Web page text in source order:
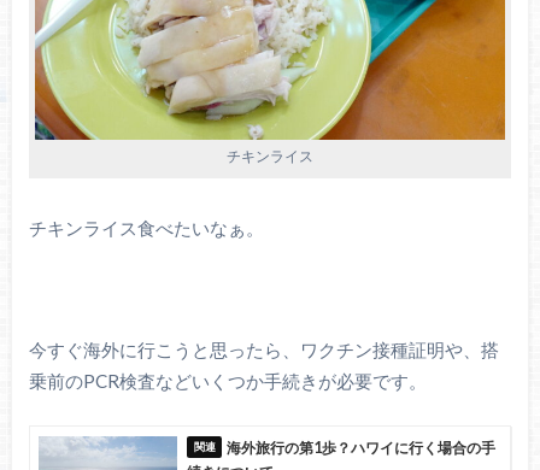
チキンライス
チキンライス食べたいなぁ。
今すぐ海外に行こうと思ったら、ワクチン接種証明や、搭
乗前のPCR検査などいくつか手続きが必要です。
海外旅行の第1歩？ハワイに行く場合の手